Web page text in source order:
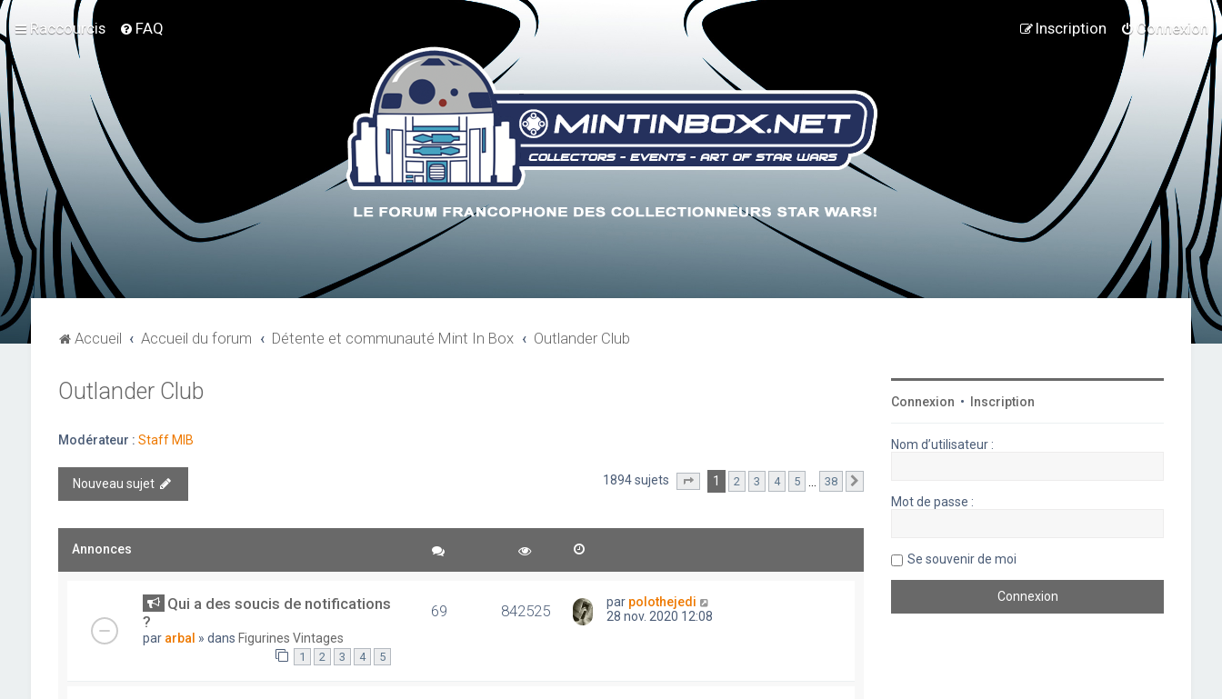
Raccourcis FAQ Connexion
Inscription
Accueil Accueil du forum Détente et communauté Mint In Box Outlander Club
Outlander Club
Modérateur : Staff MIB
Nouveau sujet 1894 sujets Page sur 38
1 2 3 4 5 38
Annonces
Qui a des soucis de notifications
?
par arbal » dans Figurines Vintages
1 2 3 4 5
69 842525 par polothejedi
28 nov. 2020 12:08
Connexion • Inscription
Nom d’utilisateur :
Mot de passe :
Se souvenir de moi